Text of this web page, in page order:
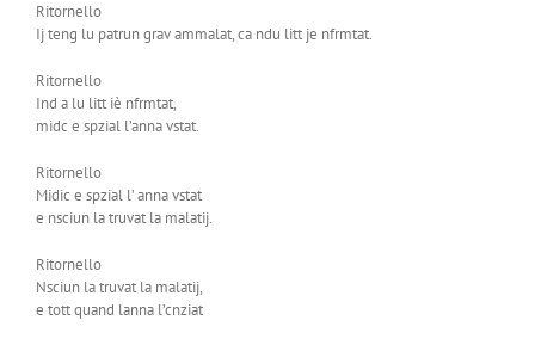
Ritornello
Ij teng lu patrun grav ammalat, ca ndu litt je nfrmtat.
Ritornello
Ind a lu litt iè nfrmtat,
midc e spzial l’anna vstat.
Ritornello
Midic e spzial l’ anna vstat
e nsciun la truvat la malatij.
Ritornello
Nsciun la truvat la malatij,
e tott quand lanna l’cnziat